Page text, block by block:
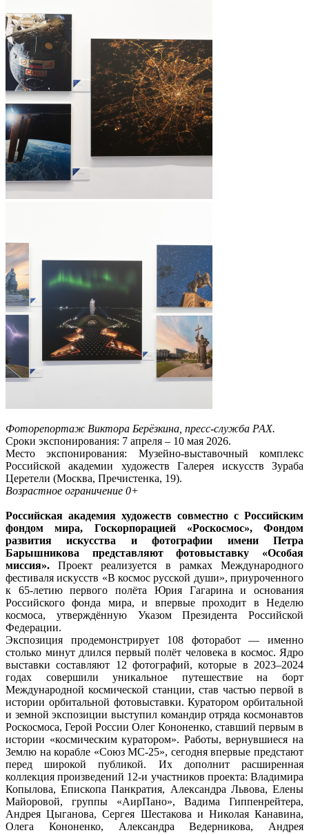
Фоторепортаж Виктора Берёзкина, пресс-служба РАХ.
Сроки экспонирования: 7 апреля – 10 мая 2026.
Место экспонирования: Музейно-выставочный комплекс
Российской академии художеств Галерея искусств Зураба
Церетели (Москва, Пречистенка, 19).
Возрастное ограничение 0+
Российская академия художеств совместно с Российским
фондом мира, Госкорпорацией «Роскосмос», Фондом
развития искусства и фотографии имени Петра
Барышникова представляют фотовыставку «Особая
миссия». Проект реализуется в рамках Международного
фестиваля искусств «В космос русской души», приуроченного
к 65-летию первого полёта Юрия Гагарина и основания
Российского фонда мира, и впервые проходит в Неделю
космоса, утверждённую Указом Президента Российской
Федерации.
Экспозиция продемонстрирует 108 фоторабот — именно
столько минут длился первый полёт человека в космос. Ядро
выставки составляют 12 фотографий, которые в 2023–2024
годах совершили уникальное путешествие на борт
Международной космической станции, став частью первой в
истории орбитальной фотовыставки. Куратором орбитальной
и земной экспозиции выступил командир отряда космонавтов
Роскосмоса, Герой России Олег Кононенко, ставший первым в
истории «космическим куратором». Работы, вернувшиеся на
Землю на корабле «Союз МС-25», сегодня впервые предстают
перед широкой публикой. Их дополнит расширенная
коллекция произведений 12-и участников проекта: Владимира
Копылова, Епископа Панкратия, Александра Львова, Елены
Майоровой, группы «АирПано», Вадима Гиппенрейтера,
Андрея Цыганова, Сергея Шестакова и Николая Канавина,
Олега Кононенко, Александра Ведерникова, Андрея